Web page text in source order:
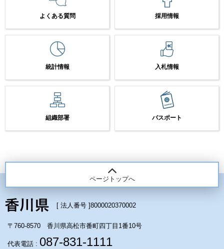
よくある質問 採用情報
統計情報 入札情報
組織部署 パスポート
ページトップへ
[ 法人番号 ]8000020370002
〒760-8570 香川県高松市番町四丁目1番10号
代表電話 : 087-831-1111